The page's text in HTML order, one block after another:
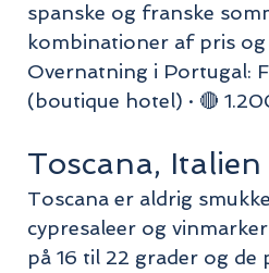
spanske og franske
kombinationer af pris
Overnatning i Portugal:
(boutique hotel) · 🔴
Toscana, Italien
Toscana er aldrig
cypresaleer og
på 16 til 22 grader og